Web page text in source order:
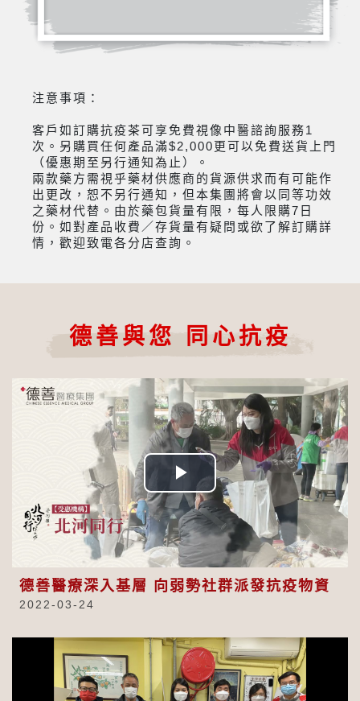
注意事項：
客戶如訂購抗疫茶可享免費視像中醫諮詢服務1
次。另購買任何產品滿$2,000更可以免費送貨上門
（優惠期至另行通知為止）。
兩款藥方需視乎藥材供應商的貨源供求而有可能作
出更改，恕不另行通知，但本集團將會以同等功效
之藥材代替。由於藥包貨量有限，每人限購7日
份。如對產品收費／存貨量有疑問或欲了解訂購詳
情，歡迎致電各分店查詢。
德善與您 同心抗疫
Play
Video
德善醫療深入基層 向弱勢社群派發抗疫物資
2022-03-24